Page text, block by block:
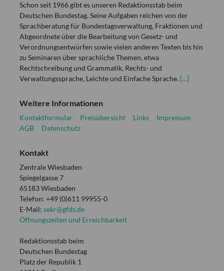
Schon seit 1966 gibt es unseren Redaktionsstab beim
Deutschen Bundestag. Seine Aufgaben reichen von der
Sprachberatung für Bundestagsverwaltung, Fraktionen und
Abgeordnete über die Bearbeitung von Gesetz- und
Verordnungsentwürfen sowie vielen anderen Texten bis hin
zu Seminaren über sprachliche Themen, etwa
Rechtschreibung und Grammatik, Rechts- und
Verwaltungssprache, Leichte und Einfache Sprache. […]
Weitere Informationen
Kontaktformular Preisübersicht Links
Impressum
AGB
Datenschutz
Kontakt
Zentrale Wiesbaden
Spiegelgasse 7
65183 Wiesbaden
Telefon: +49 (0)611 99955-0
E-Mail: sekr@gfds.de
Öffnungszeiten und Erreichbarkeit
Redaktionsstab beim
Deutschen Bundestag
Platz der Republik 1